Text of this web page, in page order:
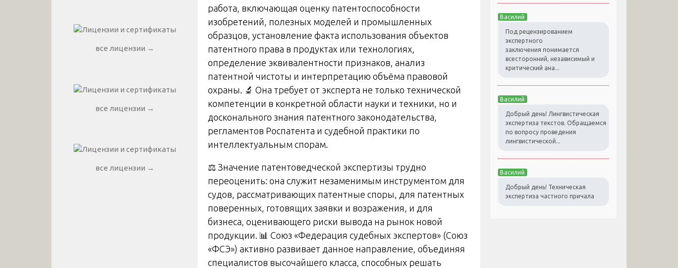
работа, включающая оценку патентоспособности
изобретений, полезных моделей и промышленных
образцов, установление факта использования объектов
патентного права в продуктах или технологиях,
определение эквивалентности признаков, анализ
патентной чистоты и интерпретацию объёма правовой
охраны. 🔬 Она требует от эксперта не только технической
компетенции в конкретной области науки и техники, но и
досконального знания патентного законодательства,
регламентов Роспатента и судебной практики по
интеллектуальным спорам.
⚖️ Значение патентоведческой экспертизы трудно
переоценить: она служит незаменимым инструментом для
судов, рассматривающих патентные споры, для патентных
поверенных, готовящих заявки и возражения, и для
бизнеса, оценивающего риски вывода на рынок новой
продукции. 📊 Союз «Федерация судебных экспертов» (Союз
«ФСЭ») активно развивает данное направление, объединяя
специалистов высочайшего класса, способных решать
все лицензии →
все лицензии →
все лицензии →
Василий
Под рецензированием
экспертного
заключения понимается
всесторонний, независимый и
критический ана...
Василий
Добрый день! Лингвистическая
экспертиза текстов. Обращаемся
по вопросу проведения
лингвистической...
Василий
Добрый день! Техническая
экспертиза частного причала